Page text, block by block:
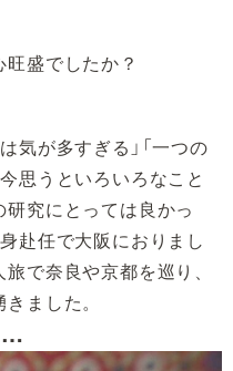
盛でしたか？
気が多すぎる」「一つの
思うといろいろなこと
究にとっては良かっ
赴任で大阪におりまし
で奈良や京都を巡り、
ました。
…